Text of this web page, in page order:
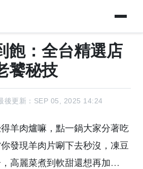
飽：全台精選店
饕秘技
後更新：SEP 05, 2025 14:24
羊肉爐嘛，點一鍋大家分著吃
發現羊肉片唰下去秒沒，凍豆
高麗菜煮到軟甜還想再加…